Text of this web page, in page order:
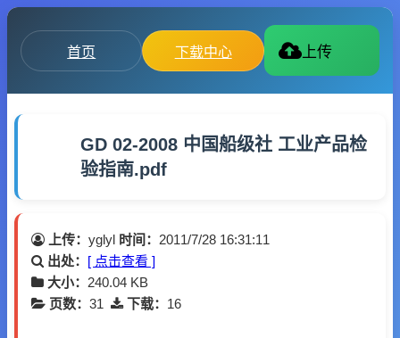
首页 下载中心 上传
GD 02-2008 中国船级社 工业产品检
验指南.pdf
上传： yglyl 时间： 2011/7/28 16:31:11
出处： [ 点击查看 ]
大小： 240.04 KB
页数： 31 下载： 16